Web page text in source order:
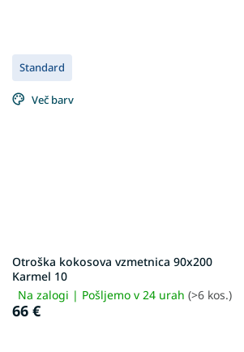
Standard
Več barv
Otroška kokosova vzmetnica 90x200
Karmel 10
Na zalogi | Pošljemo v 24 urah (>6 kos.)
66 €